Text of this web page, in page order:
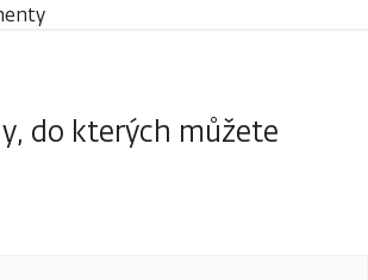
do kterých můžete